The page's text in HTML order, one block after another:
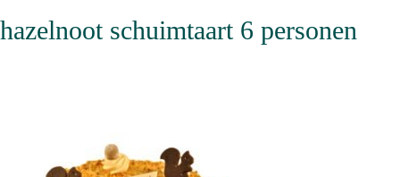
hazelnoot schuimtaart 6 personen